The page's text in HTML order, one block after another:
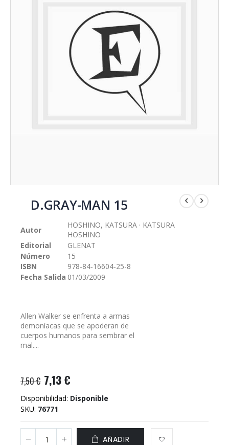
comienzo
imágenes
D.GRAY-MAN 15
Autor
HOSHINO, KATSURA · KATSURA
HOSHINO
Editorial
GLENAT
Número
15
ISBN
978-84-16604-25-8
Fecha Salida 01/03/2009
Allen Walker se enfrenta a armas
demoníacas que se apoderan de
cuerpos humanos para sembrar el
mal....
7,50 € 7,13 €
Disponibilidad: Disponible
SKU 76771
AÑADIR